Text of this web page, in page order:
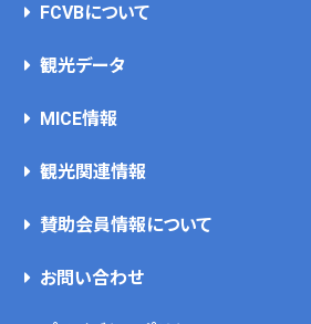
FCVBについて
観光データ
MICE情報
観光関連情報
賛助会員情報について
お問い合わせ